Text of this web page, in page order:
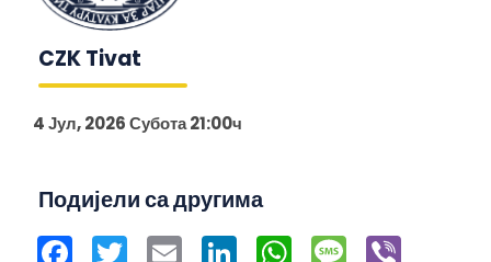
CZK Tivat
4 Јул, 2026 Субота 21:00ч
Подијели са другима
Facebook
Twitter Email LinkedInWhatsApp
Message